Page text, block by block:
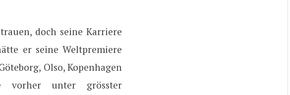
doch seine Karriere
er seine Weltpremiere
Olso, Kopenhagen
vorher unter grösster